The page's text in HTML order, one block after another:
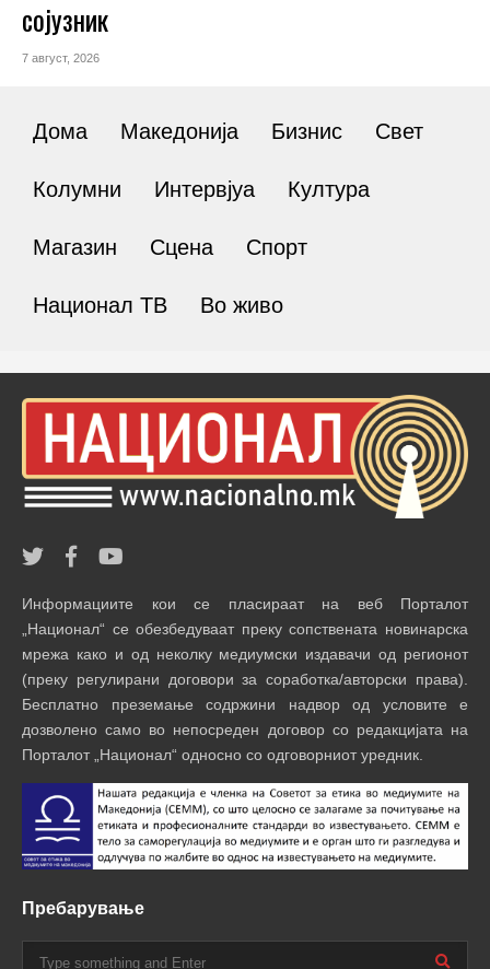
сојузник
7 август, 2026
Дома Македонија Бизнис Свет
Колумни Интервјуа Култура
Магазин Сцена Спорт
Национал ТВ Во живо
Информациите кои се пласираат на веб Порталот
„Национал“ се обезбедуваат преку сопствената новинарска
мрежа како и од неколку медиумски издавачи од регионот
(преку регулирани договори за соработка/авторски права).
Бесплатно преземање содржини надвор од условите е
дозволено само во непосреден договор со редакцијата на
Порталот „Национал“ односно со одговорниот уредник.
Пребарување